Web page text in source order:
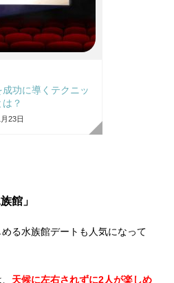
功に導くテクニッ
？
23日
館」
る水族館デートも人気になって
天候に左右されずに2人が楽しめ